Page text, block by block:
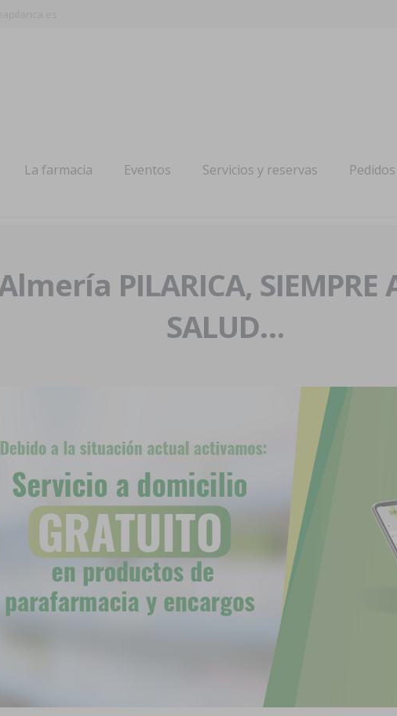
La farmacia Eventos Servicios y reservas
PILARICA, SIEMPRE
SALUD…